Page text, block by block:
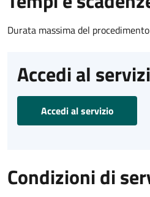
Durata massima del
Accedi al
Accedi al servizio
Condizioni di